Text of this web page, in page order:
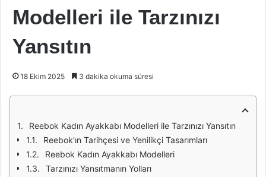
Modelleri ile Tarzınızı
Yansıtın
18 Ekim 2025 3 dakika okuma süresi
Reebok Kadın Ayakkabı Modelleri ile Tarzınızı Yansıtın
Reebok'ın Tarihçesi ve Yenilikçi Tasarımları
Reebok Kadın Ayakkabı Modelleri
Tarzınızı Yansıtmanın Yolları